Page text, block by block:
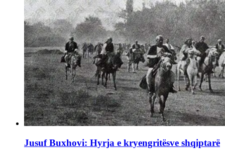
Jusuf Buxhovi: Hyrja e kryengritësve shqiptarë